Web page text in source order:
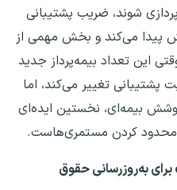
شوند، ضریب پشتیبانی
پیدا می‌کند و بخش مهمی از
این تعداد بیمه‌پرداز جدید
پشتیبانی تغییر می‌کند، اما
بیمه‌ای، نخستین ایده‌ای
کردن مستمری‌هاست.
به‌روزرسانی حقوق